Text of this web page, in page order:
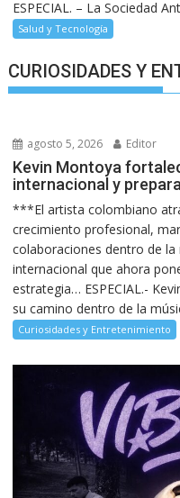
ESPECIAL. – La Sociedad
Salud y Tecnología
CURIOSIDADES Y
agosto 5, 2026 Editor
Kevin Montoya
internacional y
***El artista colombiano
crecimiento profesional,
colaboraciones dentro de
internacional que ahora
estrategia… ESPECIAL.-
su camino dentro de la
Curiosidades y Entretenimiento